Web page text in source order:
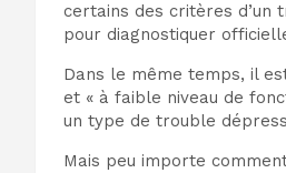
certains des critères d’un
pour diagnostiquer
Dans le même temps, il
et « à faible niveau de
un type de trouble
Mais peu importe